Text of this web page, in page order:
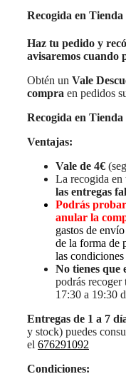
Recogida en Tienda
Haz tu pedido y
avisaremos cuando
Obtén un Vale
compra en pedidos
Recogida en
Ventajas:
Vale de 4€
La recogida en
las entregas
Podrás
anular la
gastos de
de la forma de
las
No tienes que
podrás
17:30 a 19:30
Entregas de 1 a 7
y stock) puedes
el 676291092
Condiciones: